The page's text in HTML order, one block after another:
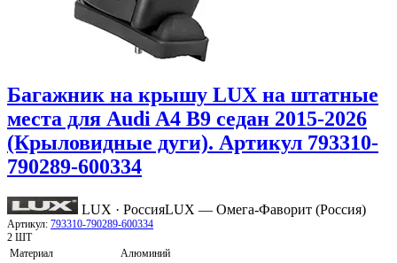
Багажник на крышу LUX на штатные
места для Audi A4 B9 седан 2015-2026
(Крыловидные дуги). Артикул 793310-
790289-600334
LUX · РоссияLUX — Омега-Фаворит (Россия)
Артикул: 793310-790289-600334
2 ШТ
Материал
Алюминий